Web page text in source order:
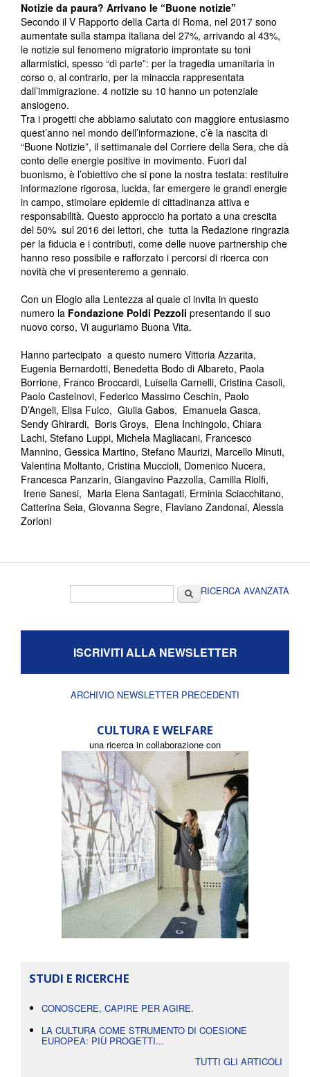
Notizie da paura? Arrivano le “Buone notizie”
Secondo il V Rapporto della Carta di Roma, nel 2017 sono
aumentate sulla stampa italiana del 27%, arrivando al 43%,
le notizie sul fenomeno migratorio improntate su toni
allarmistici, spesso “di parte”: per la tragedia umanitaria in
corso o, al contrario, per la minaccia rappresentata
dall’immigrazione. 4 notizie su 10 hanno un potenziale
ansiogeno.
Tra i progetti che abbiamo salutato con maggiore entusiasmo
quest’anno nel mondo dell’informazione, c’è la nascita di
“Buone Notizie”, il settimanale del Corriere della Sera, che dà
conto delle energie positive in movimento. Fuori dal
buonismo, è l’obiettivo che si pone la nostra testata: restituire
informazione rigorosa, lucida, far emergere le grandi energie
in campo, stimolare epidemie di cittadinanza attiva e
responsabilità. Questo approccio ha portato a una crescita
del 50% sul 2016 dei lettori, che tutta la Redazione ringrazia
per la fiducia e i contributi, come delle nuove partnership che
hanno reso possibile e rafforzato i percorsi di ricerca con
novità che vi presenteremo a gennaio.
Con un Elogio alla Lentezza al quale ci invita in questo
numero la Fondazione Poldi Pezzoli presentando il suo
nuovo corso, Vi auguriamo Buona Vita.
Hanno partecipato a questo numero Vittoria Azzarita,
Eugenia Bernardotti, Benedetta Bodo di Albareto, Paola
Borrione, Franco Broccardi, Luisella Carnelli, Cristina Casoli,
Paolo Castelnovi, Federico Massimo Ceschin, Paolo
D’Angeli, Elisa Fulco, Giulia Gabos, Emanuela Gasca,
Sendy Ghirardi, Boris Groys, Elena Inchingolo, Chiara
Lachi, Stefano Luppi, Michela Magliacani, Francesco
Mannino, Gessica Martino, Stefano Maurizi, Marcello Minuti,
Valentina Moltanto, Cristina Muccioli, Domenico Nucera,
Francesca Panzarin, Giangavino Pazzolla, Camilla Riolfi,
Irene Sanesi, Maria Elena Santagati, Erminia Sciacchitano,
Catterina Seia, Giovanna Segre, Flaviano Zandonai, Alessia
Zorloni
CercaRICERCA AVANZATA
ISCRIVITI ALLA NEWSLETTER
ARCHIVIO NEWSLETTER PRECEDENTI
CULTURA E WELFARE
una ricerca in collaborazione con
STUDI E RICERCHE
CONOSCERE, CAPIRE PER AGIRE.
LA CULTURA COME STRUMENTO DI COESIONE
EUROPEA: PIÙ PROGETTI...
TUTTI GLI ARTICOLI